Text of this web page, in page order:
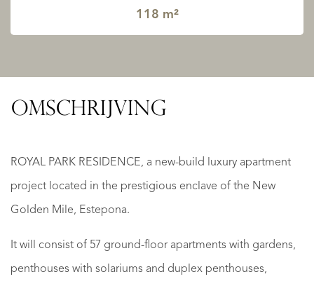
118 m²
OMSCHRIJVING
ROYAL PARK RESIDENCE, a new-build luxury apartment
project located in the prestigious enclave of the New
Golden Mile, Estepona.
It will consist of 57 ground-floor apartments with gardens,
penthouses with solariums and duplex penthouses,